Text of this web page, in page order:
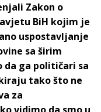
Zakon o
BiH kojim je
uspostavljanje
sa širim
da ga političari sa
tako što ne
za